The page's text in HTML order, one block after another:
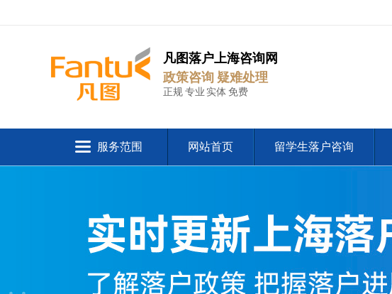
凡图落户上海咨询网
政策咨询 疑难处理
正规 专业 实体 免费
服务范围 网站首页 留学生落户咨询